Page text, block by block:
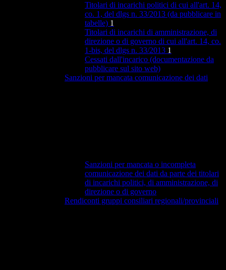
Titolari di incarichi politici di cui all'art. 14,
co. 1, del dlgs n. 33/2013 (da pubblicare in
tabelle) 1
Titolari di incarichi di amministrazione, di
direzione o di governo di cui all'art. 14, co.
1-bis, del dlgs n. 33/2013 1
Cessati dall'incarico (documentazione da
pubblicare sul sito web)
Sanzioni per mancata comunicazione dei dati
Sanzioni per mancata o incompleta
comunicazione dei dati da parte dei titolari
di incarichi politici, di amministrazione, di
direzione o di governo
Rendiconti gruppi consiliari regionali/provinciali